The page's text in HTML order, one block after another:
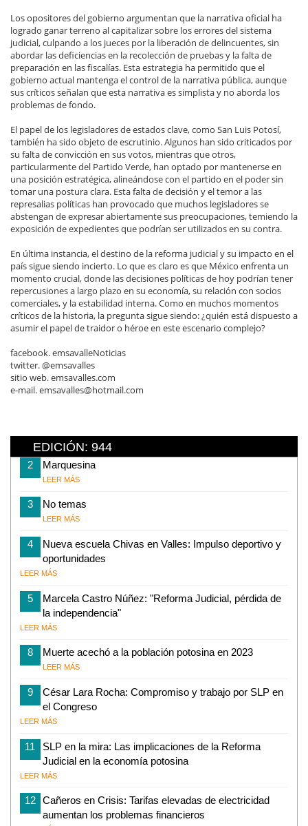
Los opositores del gobierno argumentan que la narrativa oficial ha
logrado ganar terreno al capitalizar sobre los errores del sistema
judicial, culpando a los jueces por la liberación de delincuentes, sin
abordar las deficiencias en la recolección de pruebas y la falta de
preparación en las fiscalías. Esta estrategia ha permitido que el
gobierno actual mantenga el control de la narrativa pública, aunque
sus críticos señalan que esta narrativa es simplista y no aborda los
problemas de fondo.
El papel de los legisladores de estados clave, como San Luis Potosí,
también ha sido objeto de escrutinio. Algunos han sido criticados por
su falta de convicción en sus votos, mientras que otros,
particularmente del Partido Verde, han optado por mantenerse en
una posición estratégica, alineándose con el partido en el poder sin
tomar una postura clara. Esta falta de decisión y el temor a las
represalias políticas han provocado que muchos legisladores se
abstengan de expresar abiertamente sus preocupaciones, temiendo la
exposición de expedientes que podrían ser utilizados en su contra.
En última instancia, el destino de la reforma judicial y su impacto en el
país sigue siendo incierto. Lo que es claro es que México enfrenta un
momento crucial, donde las decisiones políticas de hoy podrían tener
repercusiones a largo plazo en su economía, su relación con socios
comerciales, y la estabilidad interna. Como en muchos momentos
críticos de la historia, la pregunta sigue siendo: ¿quién está dispuesto a
asumir el papel de traidor o héroe en este escenario complejo?
facebook. emsavalleNoticias
twitter. @emsavalles
sitio web. emsavalles.com
e-mail. emsavalles@hotmail.com
EDICIÓN: 944
2 Marquesina
LEER MÁS
3 No temas
LEER MÁS
4
Nueva escuela Chivas en Valles: Impulso deportivo y
oportunidades
LEER MÁS
5
Marcela Castro Núñez: "Reforma Judicial, pérdida de
la independencia"
LEER MÁS
8 Muerte acechó a la población potosina en 2023
LEER MÁS
9
César Lara Rocha: Compromiso y trabajo por SLP en
el Congreso
LEER MÁS
11
SLP en la mira: Las implicaciones de la Reforma
Judicial en la economía potosina
LEER MÁS
12
Cañeros en Crisis: Tarifas elevadas de electricidad
aumentan los problemas financieros